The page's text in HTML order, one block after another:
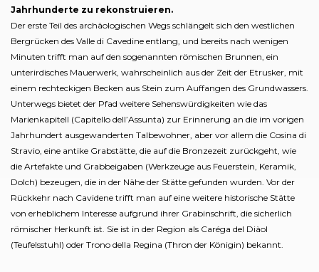
Jahrhunderte zu rekonstruieren.
Der erste Teil des archäologischen Wegs schlängelt sich den westlichen
Bergrücken des Valle di Cavedine entlang, und bereits nach wenigen
Minuten trifft man auf den sogenannten römischen Brunnen, ein
unterirdisches Mauerwerk, wahrscheinlich aus der Zeit der Etrusker, mit
einem rechteckigen Becken aus Stein zum Auffangen des Grundwassers.
Unterwegs bietet der Pfad weitere Sehenswürdigkeiten wie das
Marienkapitell (Capitello dell’Assunta) zur Erinnerung an die im vorigen
Jahrhundert ausgewanderten Talbewohner, aber vor allem die Cosina di
Stravio, eine antike Grabstätte, die auf die Bronzezeit zurückgeht, wie
die Artefakte und Grabbeigaben (Werkzeuge aus Feuerstein, Keramik,
Dolch) bezeugen, die in der Nähe der Stätte gefunden wurden. Vor der
Rückkehr nach Cavidene trifft man auf eine weitere historische Stätte
von erheblichem Interesse aufgrund ihrer Grabinschrift, die sicherlich
römischer Herkunft ist. Sie ist in der Region als Caréga del Diàol
(Teufelsstuhl) oder Trono della Regina (Thron der Königin) bekannt.